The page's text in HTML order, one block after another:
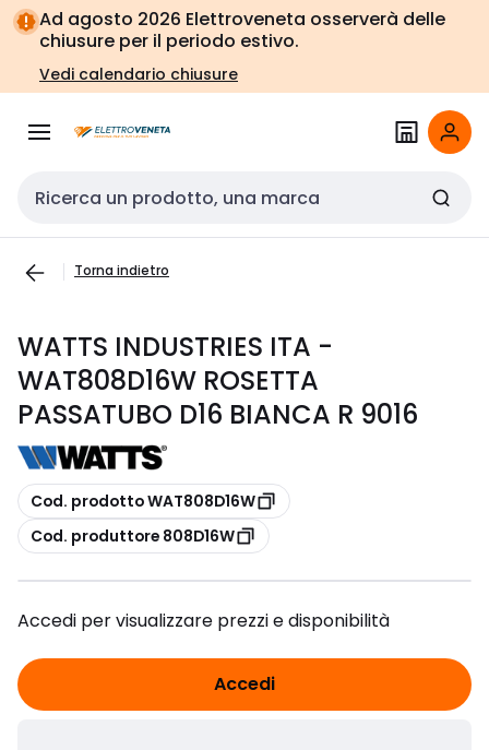
Vai alla
navigazione
Vai
alla
pagina
Ad agosto 2026 Elettroveneta osserverà delle
chiusure per il periodo estivo.
Vedi calendario chiusure
Cerca input
Torna indietro
WATTS INDUSTRIES ITA -
WAT808D16W ROSETTA
PASSATUBO D16 BIANCA R 9016
copia
Cod. prodotto WAT808D16W
copia
Cod. produttore 808D16W
Accedi per visualizzare prezzi e disponibilità
Accedi